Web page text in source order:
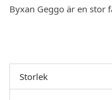
Byxan Geggo är en stor
Storlek